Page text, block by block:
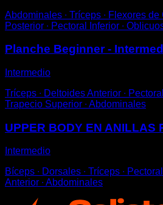
Abdominales ∙ Tríceps ∙ Flexores
Posterior ∙ Pectoral Inferior ∙
Planche Beginner -
Intermedio
Tríceps ∙ Deltoides Anterior ∙
Trapecio Superior ∙ Abdominales
UPPER BODY EN ANILLAS
Intermedio
Bíceps ∙ Dorsales ∙ Tríceps ∙
Anterior ∙ Abdominales